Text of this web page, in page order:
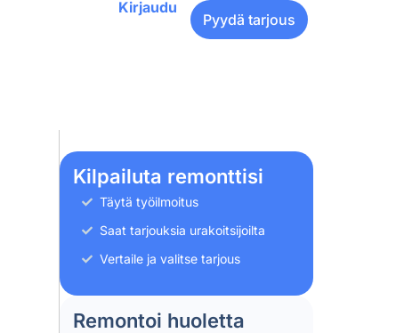
Kirjaudu
Pyydä tarjous
Kilpailuta remonttisi
Täytä työilmoitus
Saat tarjouksia urakoitsijoilta
Vertaile ja valitse tarjous
Remontoi huoletta